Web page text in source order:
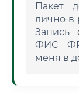
Пакет
лично в
Запись
ФИС
меня в